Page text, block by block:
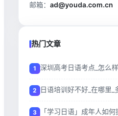
邮箱： ad@youda.com.cn
热门文章
深圳高考日语考点_怎么
日语培训好不好_在哪里_
「学习日语」成年人如